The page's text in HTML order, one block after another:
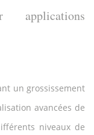
applications
un grossissement
avancées de
niveaux de